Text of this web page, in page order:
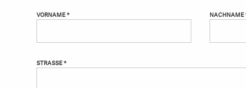
VORNAME * NACHNAME
STRASSE *